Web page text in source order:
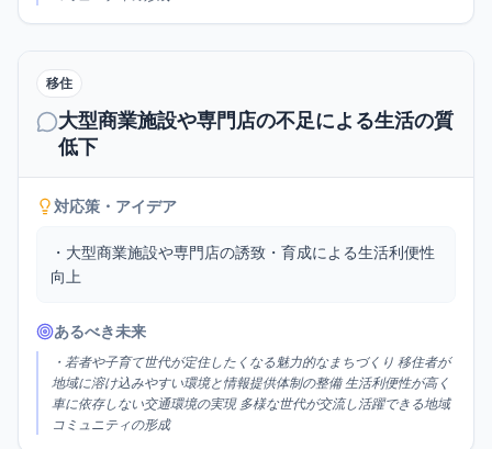
移住
大型商業施設や専門店の不足による生活の質
低下
対応策・アイデア
・大型商業施設や専門店の誘致・育成による生活利便性
向上
あるべき未来
・若者や子育て世代が定住したくなる魅力的なまちづくり 移住者が
地域に溶け込みやすい環境と情報提供体制の整備 生活利便性が高く
車に依存しない交通環境の実現 多様な世代が交流し活躍できる地域
コミュニティの形成